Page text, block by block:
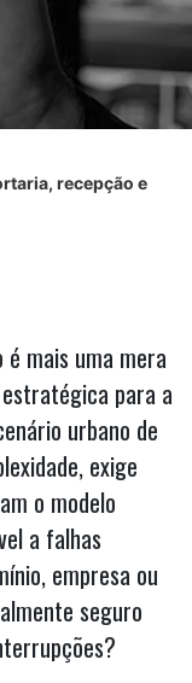
recepção e
é mais uma mera
para a
urbano de
exige
o modelo
a falhas
empresa ou
seguro